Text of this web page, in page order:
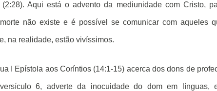
Aqui está o advento da mediunidade com Cristo,
não existe e é possível se comunicar com aqueles
na realidade, estão vivíssimos.
I Epístola aos Coríntios (14:1-15) acerca dos dons de
6, adverte da inocuidade do dom em línguas,